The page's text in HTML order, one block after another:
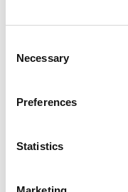
Selection
Necessary
Preferences
Statistics